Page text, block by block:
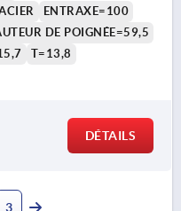
ENTRAXE=100
DE POIGNÉE=59,5
T=13,8
DÉTAILS
3